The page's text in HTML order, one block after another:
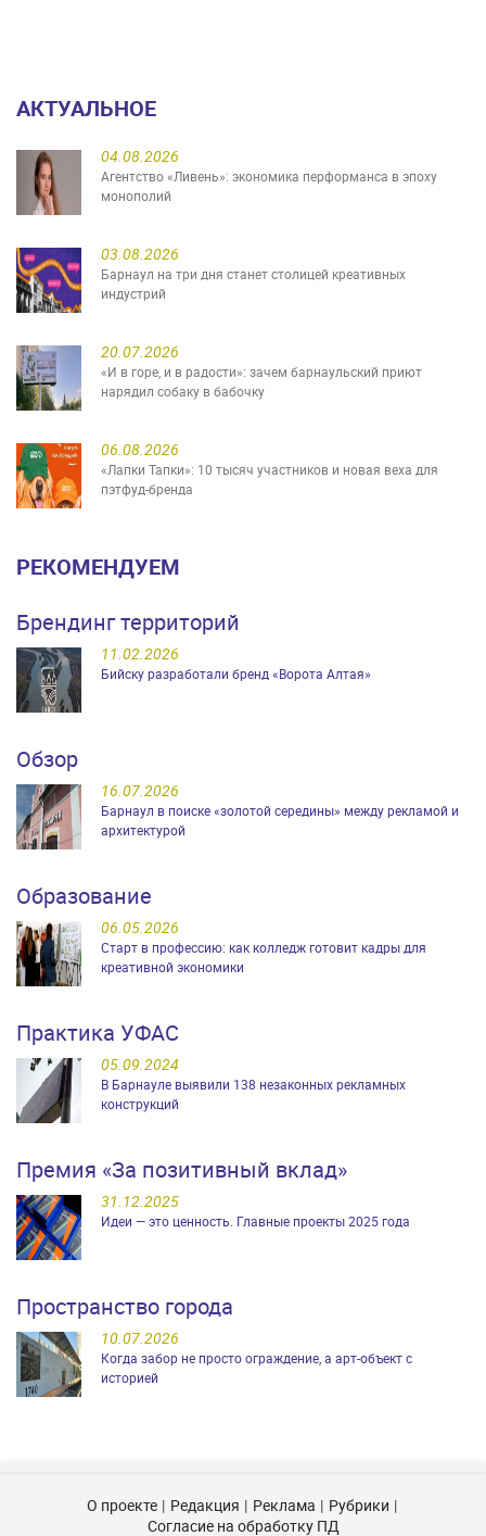
АКТУАЛЬНОЕ
04.08.2026
Агентство «Ливень»: экономика перформанса в эпоху
монополий
03.08.2026
Барнаул на три дня станет столицей креативных
индустрий
20.07.2026
«И в горе, и в радости»: зачем барнаульский приют
нарядил собаку в бабочку
06.08.2026
«Лапки Тапки»: 10 тысяч участников и новая веха для
пэтфуд-бренда
РЕКОМЕНДУЕМ
Брендинг территорий
11.02.2026
Бийску разработали бренд «Ворота Алтая»
Обзор
16.07.2026
Барнаул в поиске «золотой середины» между рекламой и
архитектурой
Образование
06.05.2026
Старт в профессию: как колледж готовит кадры для
креативной экономики
Практика УФАС
05.09.2024
В Барнауле выявили 138 незаконных рекламных
конструкций
Премия «За позитивный вклад»
31.12.2025
Идеи — это ценность. Главные проекты 2025 года
Пространство города
10.07.2026
Когда забор не просто ограждение, а арт-объект с
историей
О проекте Редакция Реклама
Рубрики
Согласие на обработку ПД